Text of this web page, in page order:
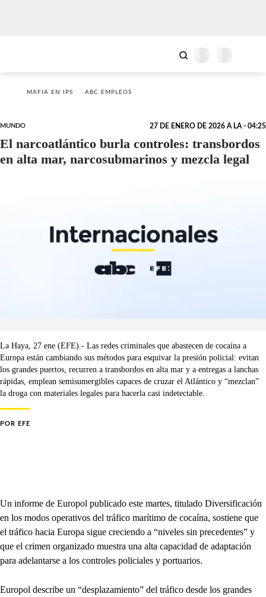
MAFIA EN IPS ABC EMPLEOS
MUNDO 27 DE ENERO DE 2026 A LA - 04:25
El narcoatlántico burla controles: transbordos
en alta mar, narcosubmarinos y mezcla legal
La Haya, 27 ene (EFE).- Las redes criminales que abastecen de cocaína a
Europa están cambiando sus métodos para esquivar la presión policial: evitan
los grandes puertos, recurren a transbordos en alta mar y a entregas a lanchas
rápidas, emplean semisumergibles capaces de cruzar el Atlántico y “mezclan”
la droga con materiales legales para hacerla casi indetectable.
POR EFE
Un informe de Europol publicado este martes, titulado Diversificación
en los modos operativos del tráfico marítimo de cocaína, sostiene que
el tráfico hacia Europa sigue creciendo a “niveles sin precedentes” y
que el crimen organizado muestra una alta capacidad de adaptación
para adelantarse a los controles policiales y portuarios.
Europol describe un “desplazamiento” del tráfico desde los grandes